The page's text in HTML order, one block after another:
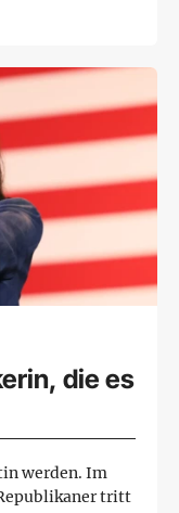
die es
werden. Im
tritt